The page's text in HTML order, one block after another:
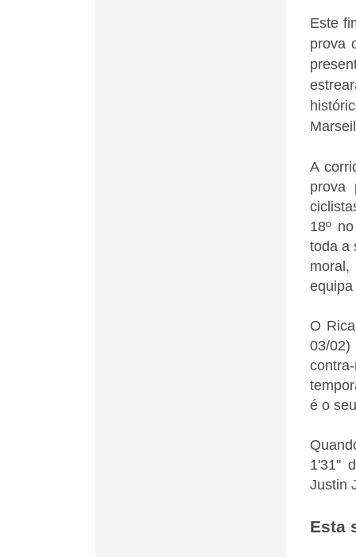
Este
prova
A
prova
18º
toda a
O
03/
é o
1'31''
Justin
Esta